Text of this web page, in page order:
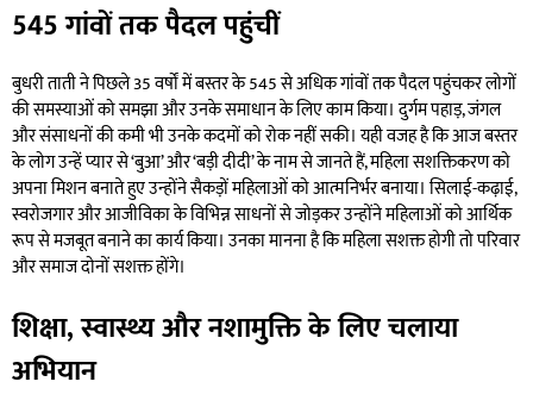
545 गांवों तक पैदल पहुंचीं
बुधरी ताती ने पिछले 35 वर्षों में बस्तर के 545 से अधिक गांवों तक पैदल पहुंचकर लोगों
की समस्याओं को समझा और उनके समाधान के लिए काम किया। दुर्गम पहाड़, जंगल
और संसाधनों की कमी भी उनके कदमों को रोक नहीं सकी। यही वजह है कि आज बस्तर
के लोग उन्हें प्यार से ‘बुआ’ और ‘बड़ी दीदी’ के नाम से जानते हैं, महिला सशक्तिकरण को
अपना मिशन बनाते हुए उन्होंने सैकड़ों महिलाओं को आत्मनिर्भर बनाया। सिलाई-कढ़ाई,
स्वरोजगार और आजीविका के विभिन्न साधनों से जोड़कर उन्होंने महिलाओं को आर्थिक
रूप से मजबूत बनाने का कार्य किया। उनका मानना है कि महिला सशक्त होगी तो परिवार
और समाज दोनों सशक्त होंगे।
शिक्षा, स्वास्थ्य और नशामुक्ति के लिए चलाया
अभियान